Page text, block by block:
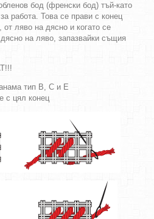
бод (френски бод) тъй-като
работа. Това се прави с конец
от ляво на дясно и когато се
на ляво, запазвайки същия
тип B, C и E
с цял конец